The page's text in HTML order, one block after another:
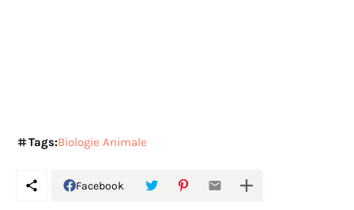
Tags:Biologie Animale
Facebook